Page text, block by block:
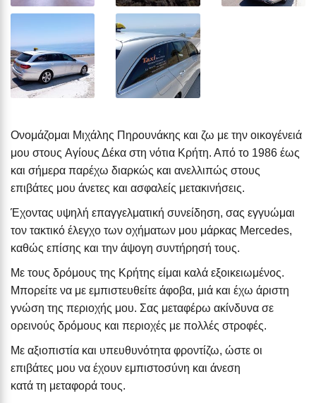
Ονομάζομαι Μιχάλης Πηρουνάκης και ζω με την οικογένειά
μου στους Aγίους Δέκα στη νότια Κρήτη. Από το 1986 έως
και σήμερα παρέχω διαρκώς και ανελλιπώς στους
επιβάτες μου άνετες και ασφαλείς μετακινήσεις.
Έχοντας υψηλή επαγγελματική συνείδηση, σας εγγυώμαι
τον τακτικό έλεγχο των οχήματων μου μάρκας Mercedes,
καθώς επίσης και την άψογη συντήρησή τους.
Με τους δρόμους της Κρήτης είμαι καλά εξοικειωμένος.
Μπορείτε να με εμπιστευθείτε άφοβα, μιά και έχω άριστη
γνώση της περιοχής μου. Σας μεταφέρω ακίνδυνα σε
ορεινούς δρόμους και περιοχές με πολλές στροφές.
Με αξιοπιστία και υπευθυνότητα φροντίζω, ώστε οι
επιβάτες μου να έχουν εμπιστοσύνη και άνεση
κατά τη μεταφορά τους.